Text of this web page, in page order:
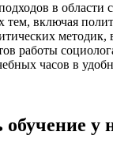
в области
тем, включая
методик,
работы
часов в
у